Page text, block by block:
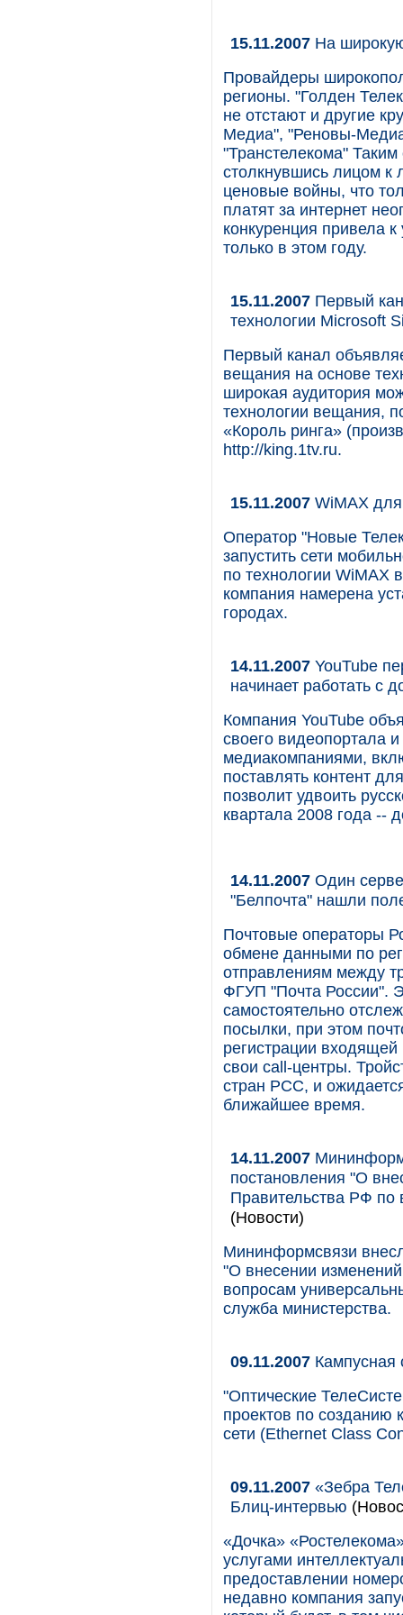
15.11.2007 На
Провайдеры
регионы. "Голден
не отстают и другие
Медиа", "Реновы-
"Транстелекома"
столкнувшись лицом к
ценовые войны, что
платят за интернет
конкуренция привела
только в этом году.
15.11.2007 Первый
технологии Microsoft
Первый канал
вещания на основе
широкая аудитория
технологии вещания,
«Король ринга»
http://king.1tv.ru.
15.11.2007 WiMAX
Оператор "Новые
запустить сети
по технологии WiMAX
компания намерена
городах.
14.11.2007 YouTube
начинает работать с
Компания YouTube
своего видеопортала
медиакомпаниями,
поставлять контент
позволит удвоить
квартала 2008 года --
14.11.2007 Один
"Белпочта" нашли
Почтовые операторы
обмене данными по
отправлениям между
ФГУП "Почта России".
самостоятельно
посылки, при этом
регистрации
свои call-центры.
стран РСС, и
ближайшее время.
14.11.2007
постановления "О
Правительства РФ по
(Новости)
Мининформсвязи
"О внесении
вопросам
служба министерства.
09.11.2007
"Оптические
проектов по созданию
сети (Ethernet Class
09.11.2007 «Зебра
Блиц-интервью
«Дочка»
услугами
предоставлении
недавно компания